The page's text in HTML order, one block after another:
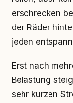
erschrecken
der Räder
jeden
Erst nach
Belastung
sehr kurzen